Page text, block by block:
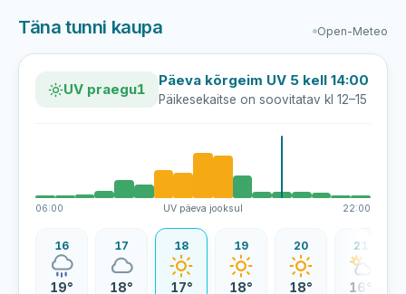
Täna tunni kaupa Open-Meteo
UV praegu1
Päeva kõrgeim UV 5 kell 14:00
Päikesekaitse on soovitatav kl 12–15
06:00 UV päeva jooksul 22:00
16
19°
17
18°
18
17°
19
18°
20
18°
21
16°